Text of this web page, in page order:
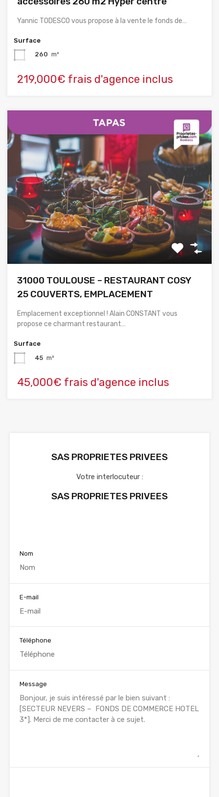
Yannic TODESCO vous propose à la vente le fonds de…
Surface
260 m²
219,000€ frais d'agence inclus
31000 TOULOUSE – RESTAURANT COSY
25 COUVERTS, EMPLACEMENT
Emplacement exceptionnel ! Alain CONSTANT vous
propose ce charmant restaurant…
Surface
45 m²
45,000€ frais d'agence inclus
SAS PROPRIETES PRIVEES
Votre interlocuteur :
SAS PROPRIETES PRIVEES
Nom
E-mail
Téléphone
Message